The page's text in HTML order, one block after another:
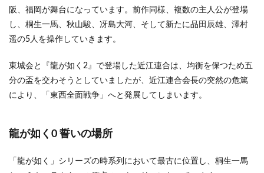
阪、福岡が舞台になっています。前作同様、複数の主人公が登場
し、桐生一馬、秋山駿、冴島大河、そして新たに品田辰雄、澤村
遥の5人を操作していきます。
東城会と『龍が如く2』で登場した近江連合は、均衡を保つため五
分の盃を交わそうとしていましたが、近江連合会長の突然の危篤
により、「東西全面戦争」へと発展してしまいます。
龍が如く0 誓いの場所
「龍が如く」シリーズの時系列において最古に位置し、桐生一馬